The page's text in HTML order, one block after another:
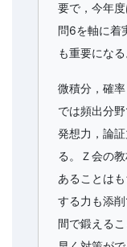
要で，今年
問6を軸に着
も重要になる
微積分，確
では頻出分
発想力，論
る。Ｚ会の
あることは
する力も添
間で鍛える